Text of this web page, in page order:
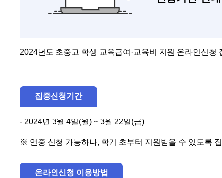
2024년도 초중고 학생 교육급여·교육비 지원 온라인신청
집중신청기간
- 2024년 3월 4일(월) ~ 3월 22일(금)
※ 연중 신청 가능하나, 학기 초부터 지원받을 수 있도록
온라인신청 이용방법